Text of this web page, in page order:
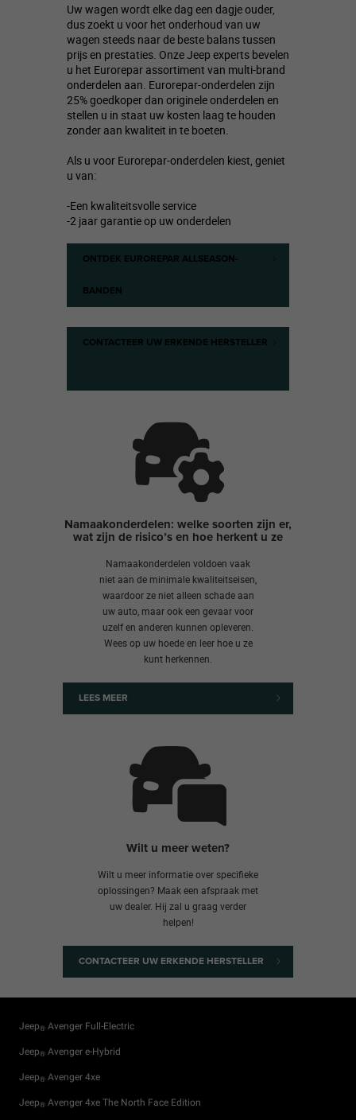
Uw wagen wordt elke dag een dagje ouder,
dus zoekt u voor het onderhoud van uw
wagen steeds naar de beste balans tussen
prijs en prestaties. Onze Jeep experts bevelen
u het Eurorepar assortiment van multi-brand
onderdelen aan. Eurorepar-onderdelen zijn
25% goedkoper dan originele onderdelen en
stellen u in staat uw kosten laag te houden
zonder aan kwaliteit in te boeten.
Als u voor Eurorepar-onderdelen kiest, geniet
u van:
-Een kwaliteitsvolle service
-2 jaar garantie op uw onderdelen
ONTDEK EUROREPAR ALLSEASON-
BANDEN​
CONTACTEER UW ERKENDE HERSTELLER
Namaakonderdelen: welke soorten zijn er,
wat zijn de risico’s en hoe herkent u ze
Namaakonderdelen voldoen vaak
niet aan de minimale kwaliteitseisen,
waardoor ze niet alleen schade aan
uw auto, maar ook een gevaar voor
uzelf en anderen kunnen opleveren.
Wees op uw hoede en leer hoe u ze
kunt herkennen.
LEES MEER
Wilt u meer weten?
Wilt u meer informatie over specifieke
oplossingen? Maak een afspraak met
uw dealer. Hij zal u graag verder
helpen!
CONTACTEER UW ERKENDE HERSTELLER
Jeep® Avenger Full-Electric
Jeep® Avenger e-Hybrid
Jeep® Avenger 4xe
Jeep® Avenger 4xe The North Face Edition